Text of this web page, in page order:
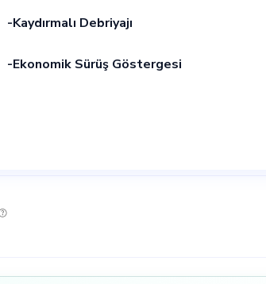
-Kaydırmalı Debriyajı
-Ekonomik Sürüş Göstergesi